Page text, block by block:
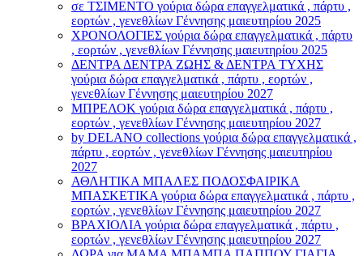
σε ΤΣΙΜΕΝΤΟ γούρια δώρα επαγγελματικά , πάρτυ ,
εορτών , γενεθλίων Γέννησης μαιευτηρίου 2025
ΧΡΟΝΟΛΟΓΙΕΣ γούρια δώρα επαγγελματικά , πάρτυ
, εορτών , γενεθλίων Γέννησης μαιευτηρίου 2025
ΔΕΝΤΡΑ ΔΕΝΤΡΑ ΖΩΗΣ & ΔΕΝΤΡΑ ΤΥΧΗΣ
γούρια δώρα επαγγελματικά , πάρτυ , εορτών ,
γενεθλίων Γέννησης μαιευτηρίου 2027
ΜΠΡΕΛΟΚ γούρια δώρα επαγγελματικά , πάρτυ ,
εορτών , γενεθλίων Γέννησης μαιευτηρίου 2027
by DELANO collections γούρια δώρα επαγγελματικά ,
πάρτυ , εορτών , γενεθλίων Γέννησης μαιευτηρίου
2027
ΑΘΛΗΤΙΚΑ ΜΠΑΛΕΣ ΠΟΔΟΣΦΑΙΡΙΚΑ
ΜΠΑΣΚΕΤΙΚΑ γούρια δώρα επαγγελματικά , πάρτυ ,
εορτών , γενεθλίων Γέννησης μαιευτηρίου 2027
ΒΡΑΧΙΟΛΙA γούρια δώρα επαγγελματικά , πάρτυ ,
εορτών , γενεθλίων Γέννησης μαιευτηρίου 2027